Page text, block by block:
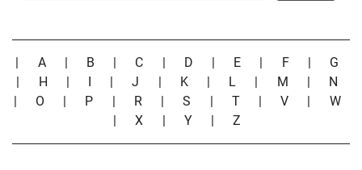
| A | B | C | D | E | F | G
| H | I |J | K | L | M | N
| O | P | R |S | T |V | W
|X | Y |Z